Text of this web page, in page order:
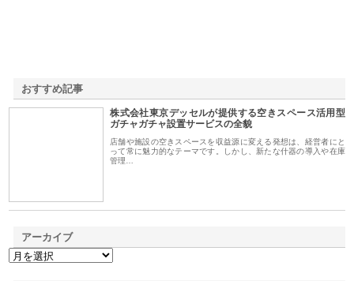
おすすめ記事
株式会社東京デッセルが提供する空きスペース活用型
ガチャガチャ設置サービスの全貌
店舗や施設の空きスペースを収益源に変える発想は、経営者にと
って常に魅力的なテーマです。しかし、新たな什器の導入や在庫
管理…
アーカイブ